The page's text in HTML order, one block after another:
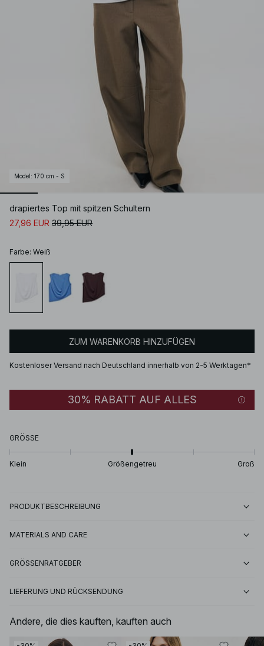
Model : 170 cm - S
drapiertes Top mit spitzen Schultern
27,96 EUR 39,95 EUR
Farbe: Weiß
ZUM WARENKORB HINZUFÜGEN
Kostenloser Versand nach Deutschland innerhalb von 2-5 Werktagen*
30% RABATT AUF ALLES
GRÖSSE
Klein Größengetreu Groß
PRODUKTBESCHREIBUNG
MATERIALS AND CARE
GRÖSSENRATGEBER
LIEFERUNG UND RÜCKSENDUNG
Andere, die dies kauften, kauften auch